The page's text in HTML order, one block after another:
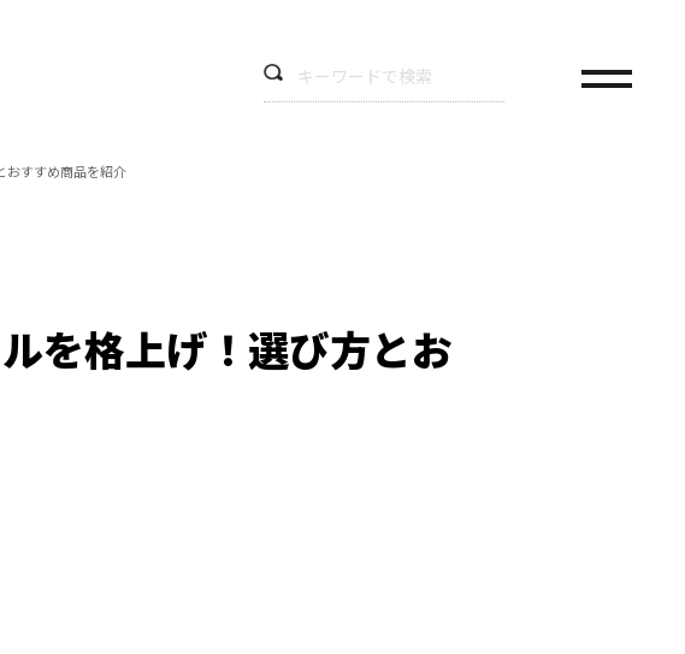
おすすめ商品を紹介
を格上げ！選び方とお